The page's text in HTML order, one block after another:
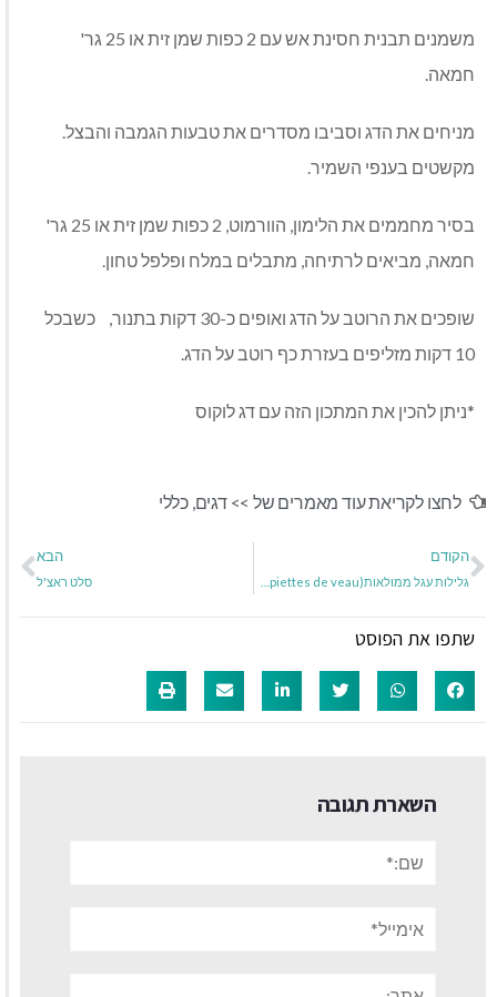
משמנים תבנית חסינת אש עם 2 כפות שמן זית או 25 גר'
חמאה.
מניחים את הדג וסביבו מסדרים את טבעות הגמבה והבצל.
מקשטים בענפי השמיר.
בסיר מחממים את הלימון, הוורמוט, 2 כפות שמן זית או 25 גר'
חמאה, מביאים לרתיחה, מתבלים במלח ופלפל טחון.
שופכים את הרוטב על הדג ואופים כ-30 דקות בתנור, כשבכל
10 דקות מזליפים בעזרת כף רוטב על הדג.
*ניתן להכין את המתכון הזה עם דג לוקוס
לחצו לקריאת עוד מאמרים של >> דגים,כללי
הקודם הבא
סלט ראצ'ל
שתפו את הפוסט
השארת תגובה